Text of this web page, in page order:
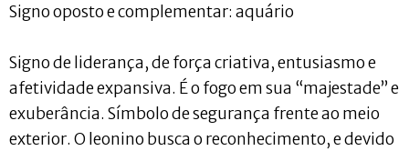
Signo oposto e complementar: aquário
Signo de liderança, de força criativa, entusiasmo e
afetividade expansiva. É o fogo em sua “majestade” e
exuberância. Símbolo de segurança frente ao meio
exterior. O leonino busca o reconhecimento, e devido